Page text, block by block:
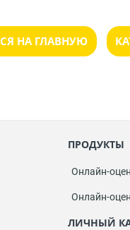
НА ГЛАВНУЮ
ПРОДУКТЫ
Онлайн-
Онлайн-
ЛИЧНЫЙ